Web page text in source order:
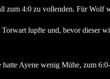
4:0 zu vollenden. Für Wolf
lupfte und, bevor dieser
Ayene wenig Mühe, zum